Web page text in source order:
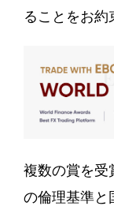
ることをお約
複数の賞を受
の倫理基準と